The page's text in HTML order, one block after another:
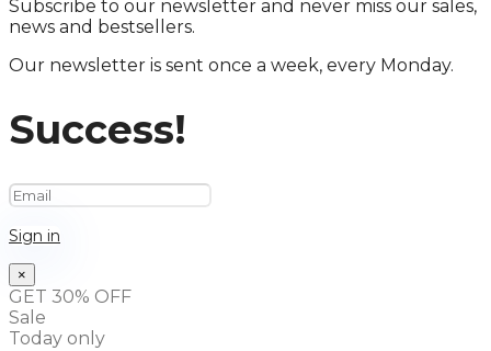
Subscribe to our newsletter and never miss our sales,
news and bestsellers.
Our newsletter is sent once a week, every Monday.
Success!
Sign in
×
GET 30% OFF
Sale
Today only